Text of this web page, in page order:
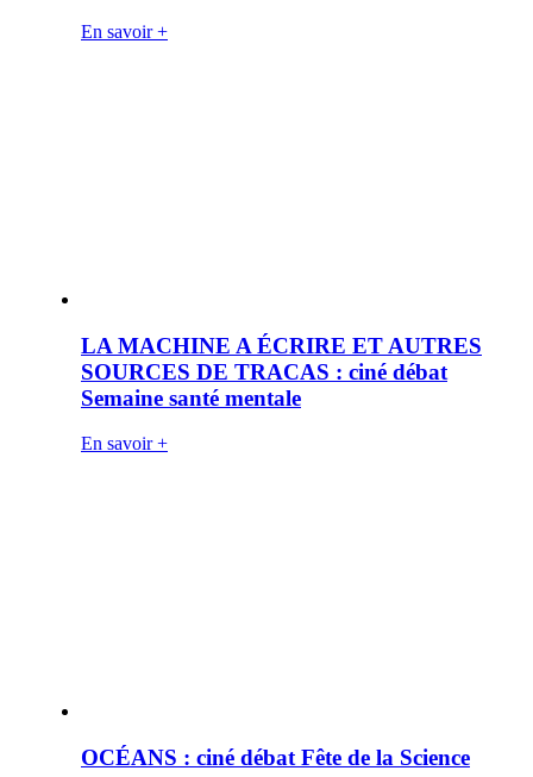
En savoir +
LA MACHINE A ÉCRIRE ET AUTRES
SOURCES DE TRACAS : ciné débat
Semaine santé mentale
En savoir +
OCÉANS : ciné débat Fête de la Science